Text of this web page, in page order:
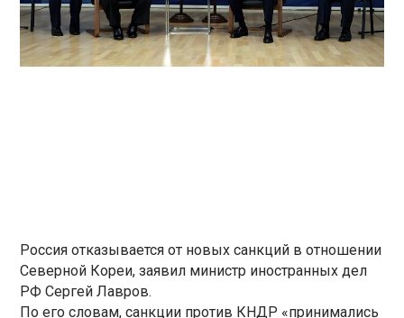
Россия отказывается от новых санкций в отношении
Северной Кореи, заявил министр иностранных дел
РФ Сергей Лавров.
По его словам, санкции против КНДР «принимались